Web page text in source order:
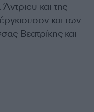
Άντριου και της
και των
Βεατρίκης και